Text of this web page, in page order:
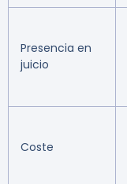
Presencia en
juicio
Coste